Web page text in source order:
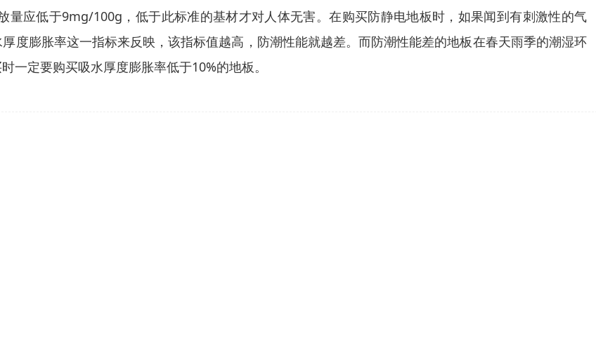
量应低于9mg/100g，低于此标准的基材才对人体无害。在购买防静电地板时，如果闻到有刺激性的气
度膨胀率这一指标来反映，该指标值越高，防潮性能就越差。而防潮性能差的地板在春天雨季的潮湿环
一定要购买吸水厚度膨胀率低于10%的地板。